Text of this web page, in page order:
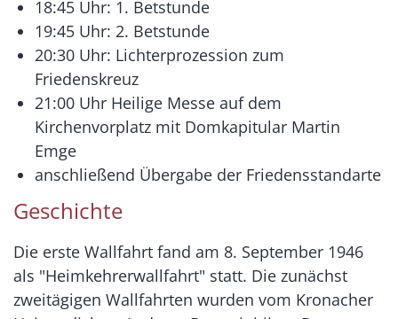
18:45 Uhr: 1. Betstunde
19:45 Uhr: 2. Betstunde
20:30 Uhr: Lichterprozession zum
Friedenskreuz
21:00 Uhr Heilige Messe auf dem
Kirchenvorplatz mit Domkapitular Martin
Emge
anschließend Übergabe der Friedensstandarte
Geschichte
Die erste Wallfahrt fand am 8. September 1946
als "Heimkehrerwallfahrt" statt. Die zunächst
zweitägigen Wallfahrten wurden vom Kronacher